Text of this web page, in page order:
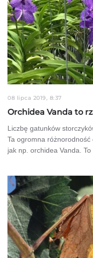
08 lipca 2019, 8:37
Orchidea Vanda to
Liczbę gatunków
Ta ogromna różnorodność
jak np. orchidea Vanda. To